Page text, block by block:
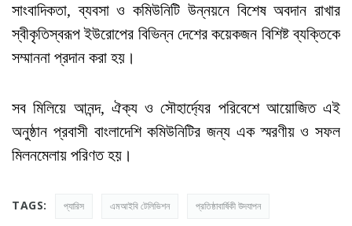
সাংবাদিকতা, ব্যবসা ও কমিউনিটি উন্নয়নে বিশেষ অবদান রাখার
স্বীকৃতিস্বরূপ ইউরোপের বিভিন্ন দেশের কয়েকজন বিশিষ্ট ব্যক্তিকে
সম্মাননা প্রদান করা হয়।
সব মিলিয়ে আনন্দ, ঐক্য ও সৌহার্দ্যের পরিবেশে আয়োজিত এই
অনুষ্ঠান প্রবাসী বাংলাদেশি কমিউনিটির জন্য এক স্মরণীয় ও সফল
মিলনমেলায় পরিণত হয়।
TAGS: প্যারিস এমআইবি টেলিভিশন প্রতিষ্ঠাবার্ষিকী উদযাপন